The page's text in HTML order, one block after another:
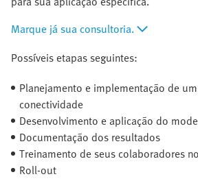
Marque já sua consultoria.
Possíveis etapas seguintes:
Planejamento e implementação de
conectividade
Desenvolvimento e aplicação do
Documentação dos resultados
Treinamento de seus colaboradores
Roll-out